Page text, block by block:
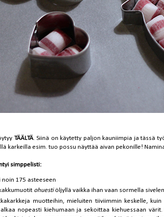
TÄÄLTÄ. Siinä on käytetty paljon kauniimpia ja tässä
karkeilla esim. tuo possu näyttää aivan pekonille!
simppelisti:
noin 175 asteeseen
ohuestiöljyllä vaikka ihan vaan sormella
muotteihin, mieluiten tiiviimmin keskelle,
alkaa nopeasti kiehumaan ja sekoittaa kiehuessaan